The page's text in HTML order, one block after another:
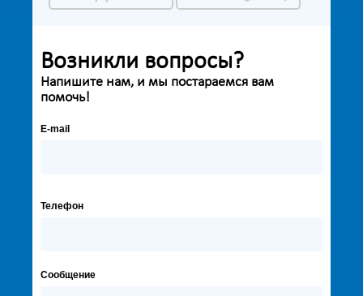
Возникли вопросы?
Напишите нам, и мы постараемся вам
помочь!
E-mail
Телефон
Сообщение